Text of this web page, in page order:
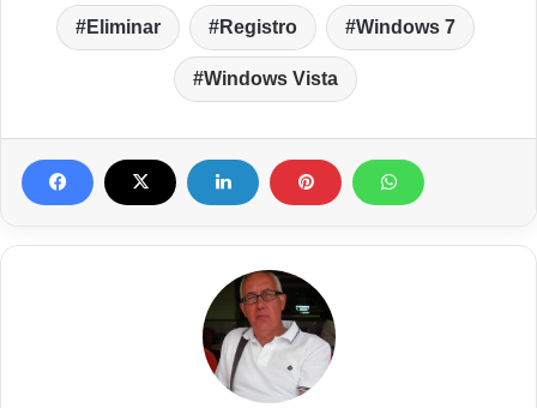
Eliminar Registro Windows 7
Windows Vista